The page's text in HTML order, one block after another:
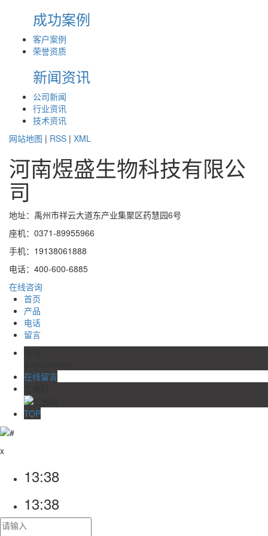
成功案例
客户案例
荣誉资质
新闻资讯
公司新闻
行业资讯
技术资讯
网站地图 | RSS | XML
河南煜盛生物科技有限公
司
地址：禹州市祥云大道东产业集聚区药慧园6号
座机：0371-89955966
手机：19138061888
电话：400-600-6885
在线咨询
首页
产品
电话
留言
在线留言
TOP
x
13:38
13:38